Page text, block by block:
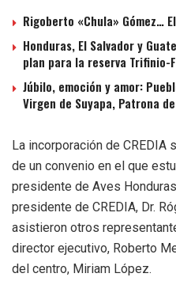
Rigoberto «Chula» Gómez…
Honduras, El Salvador y
plan para la reserva Trifinio-
Júbilo, emoción y amor:
Virgen de Suyapa, Patrona
La incorporación de CREDIA
de un convenio en el que
presidente de Aves
presidente de CREDIA, Dr.
asistieron otros
director ejecutivo, Roberto
del centro, Miriam López.